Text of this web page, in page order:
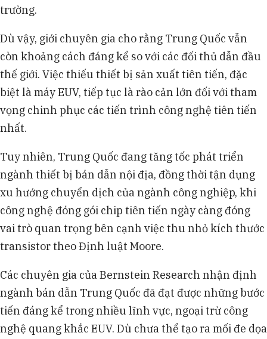
trường.
Dù vậy, giới chuyên gia cho rằng Trung Quốc vẫn
còn khoảng cách đáng kể so với các đối thủ dẫn đầu
thế giới. Việc thiếu thiết bị sản xuất tiên tiến, đặc
biệt là máy EUV, tiếp tục là rào cản lớn đối với tham
vọng chinh phục các tiến trình công nghệ tiên tiến
nhất.
Tuy nhiên, Trung Quốc đang tăng tốc phát triển
ngành thiết bị bán dẫn nội địa, đồng thời tận dụng
xu hướng chuyển dịch của ngành công nghiệp, khi
công nghệ đóng gói chip tiên tiến ngày càng đóng
vai trò quan trọng bên cạnh việc thu nhỏ kích thước
transistor theo Định luật Moore.
Các chuyên gia của Bernstein Research nhận định
ngành bán dẫn Trung Quốc đã đạt được những bước
tiến đáng kể trong nhiều lĩnh vực, ngoại trừ công
nghệ quang khắc EUV. Dù chưa thể tạo ra mối đe dọa